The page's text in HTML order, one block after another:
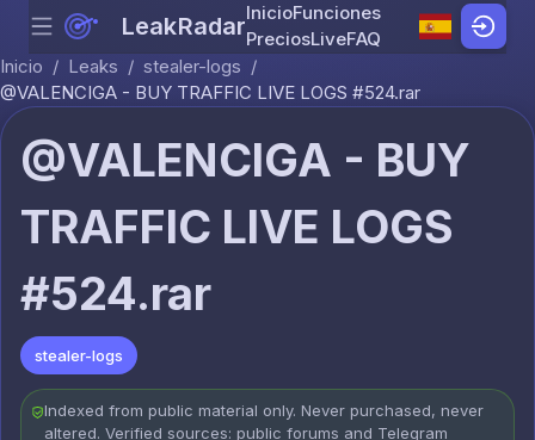
Skip to content
Menu LeakRadarInicioFunciones
PreciosLiveFAQ
Inicio / Leaks / stealer-logs /
@VALENCIGA - BUY TRAFFIC LIVE LOGS #524.rar
@VALENCIGA - BUY
TRAFFIC LIVE LOGS
#524.rar
stealer-logs
Indexed from public material only. Never purchased, never
altered. Verified sources: public forums and Telegram